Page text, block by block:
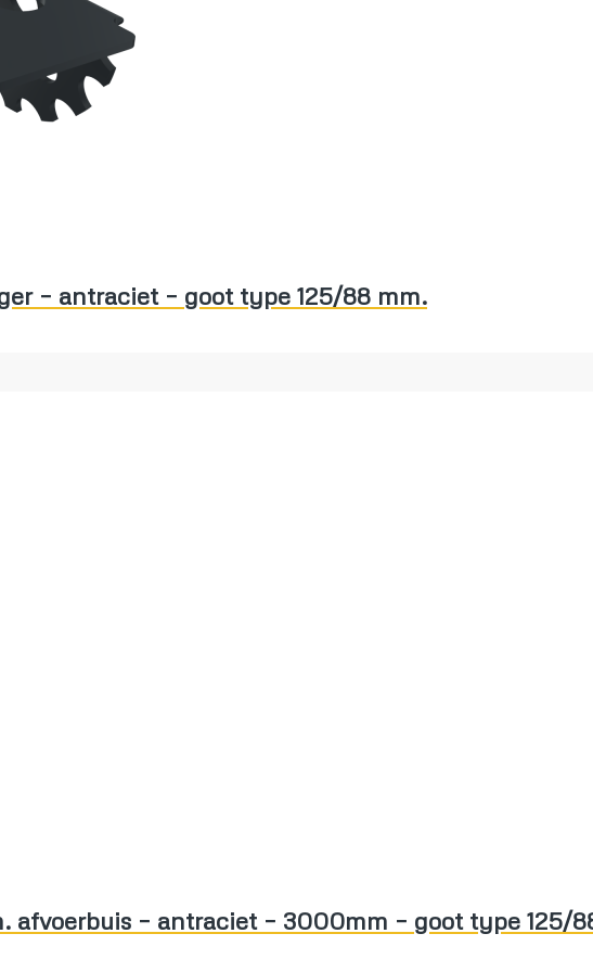
– antraciet – goot type 125/88 mm.
afvoerbuis – antraciet – 3000mm – goot type 125/